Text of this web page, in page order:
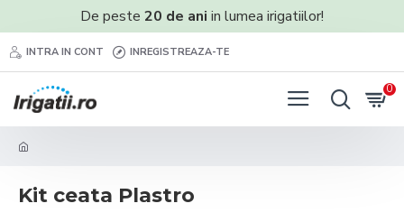
De peste 20 de ani in lumea irigatiilor!
INTRA IN CONT INREGISTREAZA-TE
0
Kit ceata Plastro